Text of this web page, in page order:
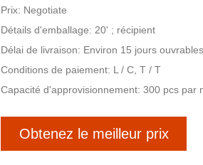
Prix: Negotiate
Détails d'emballage: 20' ; récipient
Délai de livraison: Environ 15 jours ouvrables
Conditions de paiement: L / C, T / T
Capacité d'approvisionnement: 300 pcs par
Obtenez le meilleur prix